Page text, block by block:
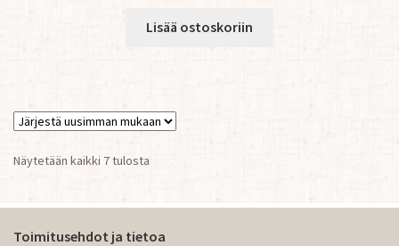
Lisää ostoskoriin
Näytetään kaikki 7 tulosta
Toimitusehdot ja tietoa